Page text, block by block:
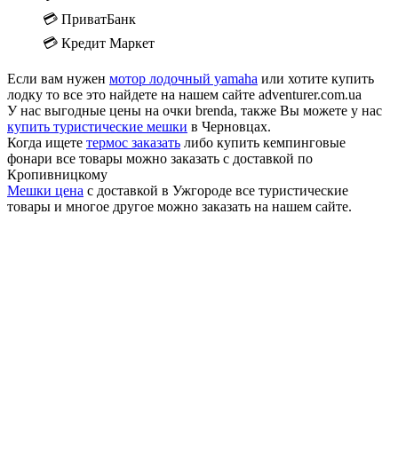
💳 ПриватБанк
💳 Кредит Маркет
Если вам нужен мотор лодочный yamaha или хотите купить
лодку то все это найдете на нашем сайте adventurer.com.ua
У нас выгодные цены на очки brenda, также Вы можете у нас
купить туристические мешки в Черновцах.
Когда ищете термос заказать либо купить кемпинговые
фонари все товары можно заказать с доставкой по
Кропивницкому
Мешки цена с доставкой в Ужгороде все туристические
товары и многое другое можно заказать на нашем сайте.